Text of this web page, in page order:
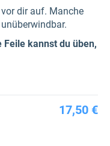
dir auf. Manche
kannst du üben,
17,50 €